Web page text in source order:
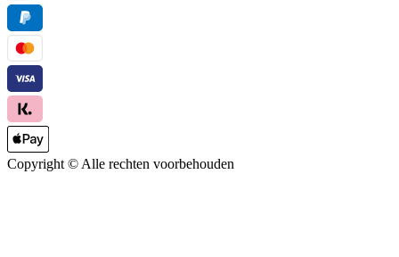
Copyright © Alle rechten voorbehouden